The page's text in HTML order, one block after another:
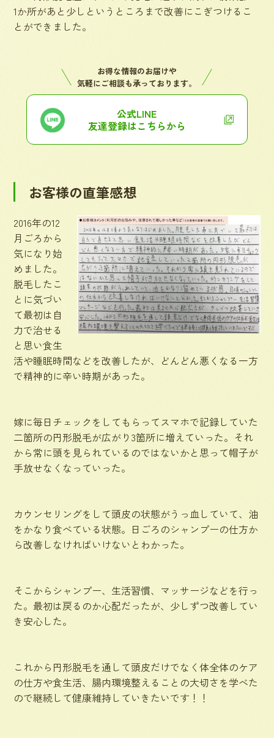
1か所があと少しというところまで改善にこぎつけるこ
とができました。
お得な情報のお届けや
気軽にご相談も承っております。
公式LINE
友達登録はこちらから
お客様の直筆感想
2016年の12
月ごろから
気になり始
めました。
脱毛したこ
とに気づい
て最初は自
力で治せる
と思い食生
活や睡眠時間などを改善したが、どんどん悪くなる一方
で精神的に辛い時期があった。
嫁に毎日チェックをしてもらってスマホで記録していた
二箇所の円形脱毛が広がり3箇所に増えていった。それ
から常に頭を見られているのではないかと思って帽子が
手放せなくなっていった。
カウンセリングをして頭皮の状態がうっ血していて、油
をかなり食べている状態。日ごろのシャンプーの仕方か
ら改善しなければいけないとわかった。
そこからシャンプー、生活習慣、マッサージなどを行っ
た。最初は戻るのか心配だったが、少しずつ改善してい
き安心した。
これから円形脱毛を通して頭皮だけでなく体全体のケア
の仕方や食生活、腸内環境整えることの大切さを学べた
ので継続して健康維持していきたいです！！